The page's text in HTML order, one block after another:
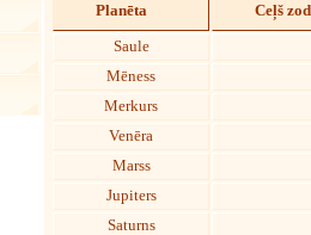
Planēta Ceļš
Saule
Mēness
Merkurs
Venēra
Marss
Jupiters
Saturns